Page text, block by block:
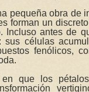
pequeña obra de
forman un
Incluso antes de
sus células
fenólicos,
que los